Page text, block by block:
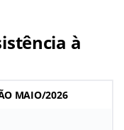
à
MAIO/2026